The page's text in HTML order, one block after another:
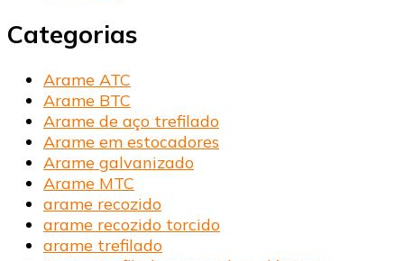
Categorias
Arame ATC
Arame BTC
Arame de aço trefilado
Arame em estocadores
Arame galvanizado
Arame MTC
arame recozido
arame recozido torcido
arame trefilado